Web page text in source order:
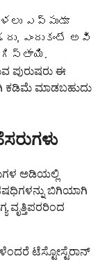
ఎప్పుడూ
ఎందుకంటే అవి
ಪುರುಷರು ಈ
ಕಡಿಮೆ ಮಾಡಬಹುದು
ಅಡಿಯಲ್ಲಿ
ಬಿಗಿಯಾಗಿ
ವೃತ್ತಿಪರರಿಂದ
ಟೆಸ್ಟೋಸ್ಟೆರಾನ್